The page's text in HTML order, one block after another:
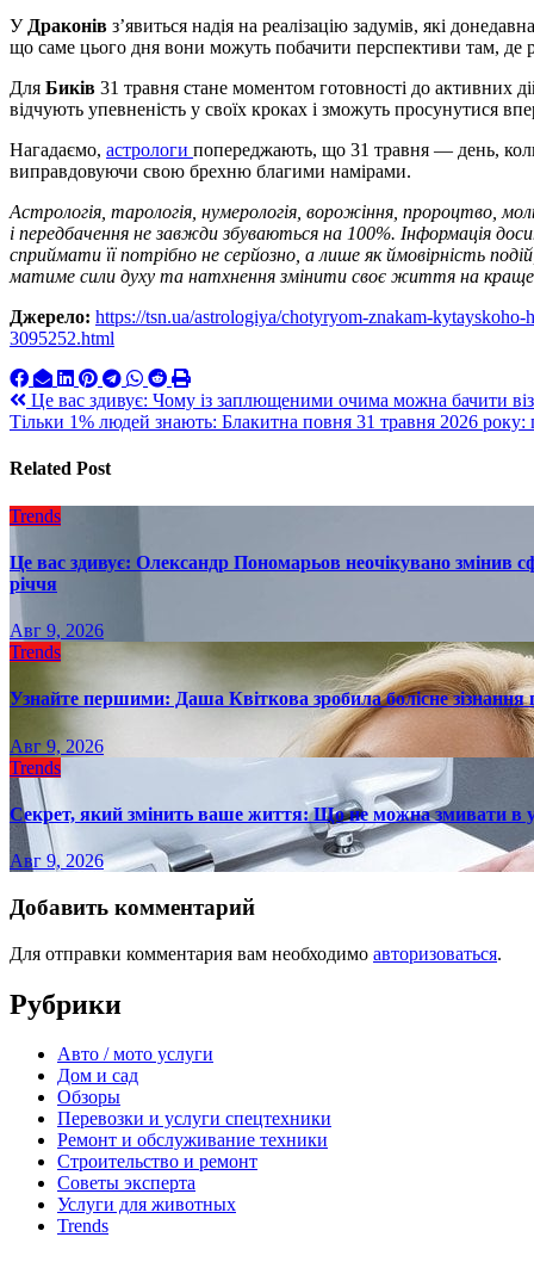
У Драконів з’явиться надія на реалізацію задумів, які
що саме цього дня вони можуть побачити перспективи там, де
Для Биків 31 травня стане моментом готовності до активних
відчують упевненість у своїх кроках і зможуть просунутися
Нагадаємо, астрологи попереджають, що 31 травня — день,
виправдовуючи свою брехню благими намірами.
Астрологія, тарологія, нумерологія, ворожіння, пророцтво,
і передбачення не завжди збуваються на 100%. Інформація
сприймати її потрібно не серйозно, а лише як ймовірність
матиме сили духу та натхнення змінити своє життя на
Джерело: https://tsn.ua/astrologiya/chotyryom-znakam-
3095252.html
Навигация
по
записям
Це вас здивує: Чому із заплющеними очима можна бачити
Тільки 1% людей знають: Блакитна повня 31 травня 2026
Related Post
Trends
Це вас здивує: Олександр Пономарьов неочікувано змінив
річчя
Авг 9, 2026
Trends
Узнайте першими: Даша Квіткова зробила болісне
Авг 9, 2026
Trends
Секрет, який змінить ваше життя: Що не можна змивати в
Авг 9, 2026
Добавить комментарий
Для отправки комментария вам необходимо авторизоваться.
Рубрики
Авто / мото услуги
Дом и сад
Обзоры
Перевозки и услуги спецтехники
Ремонт и обслуживание техники
Строительство и ремонт
Советы эксперта
Услуги для животных
Trends